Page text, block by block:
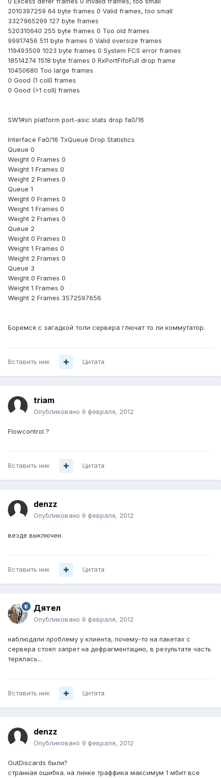
2010397259 64 byte frames 0 Valid frames, too small
3327965299 127 byte frames
520310640 255 byte frames 0 Too old frames
99917456 511 byte frames 0 Valid oversize frames
119493509 1023 byte frames 0 System FCS error frames
18514274 1518 byte frames 0 RxPortFifoFull drop frame
10450680 Too large frames
0 Good (1 coll) frames
0 Good (>1 coll) frames
SW1#sh platform port-asic stats drop fa0/16
Interface Fa0/16 TxQueue Drop Statistics
Queue 0
Weight 0 Frames 0
Weight 1 Frames 0
Weight 2 Frames 0
Queue 1
Weight 0 Frames 0
Weight 1 Frames 0
Weight 2 Frames 0
Queue 2
Weight 0 Frames 0
Weight 1 Frames 0
Weight 2 Frames 0
Queue 3
Weight 0 Frames 0
Weight 1 Frames 0
Weight 2 Frames 3572597656
Боремся с загадкой толи сервера глючат то ли коммутатор.
Вставить ник Цитата
triam
Опубликовано 9 февраля, 2012
Flowcontrol ?
Вставить ник Цитата
denzz
Опубликовано 9 февраля, 2012
везде выключен.
Вставить ник Цитата
Дятел
Опубликовано 9 февраля, 2012
наблюдали проблему у клиента, почему-то на пакетах с
сервера стоял запрет на дефрагментацию, в результате часть
терялась...
Вставить ник Цитата
denzz
Опубликовано 9 февраля, 2012
OutDiscards были?
странная ошибка. на линке траффика максимум 1 мбит все